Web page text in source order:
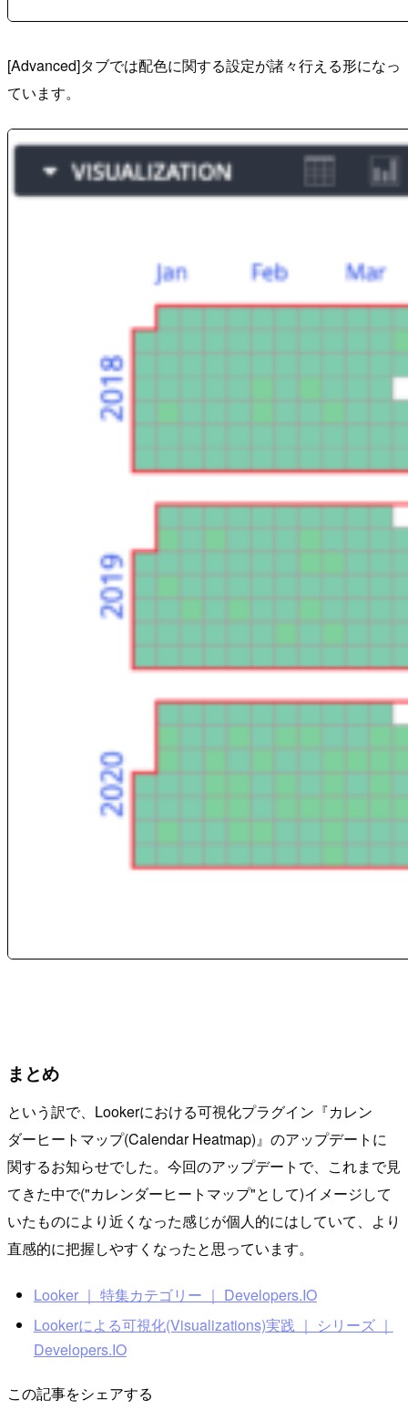
[Advanced]タブでは配色に関する設定が諸々行える形になっ
ています。
まとめ
という訳で、Lookerにおける可視化プラグイン『カレン
ダーヒートマップ(Calendar Heatmap)』のアップデートに
関するお知らせでした。今回のアップデートで、これまで見
てきた中で("カレンダーヒートマップ"として)イメージして
いたものにより近くなった感じが個人的にはしていて、より
直感的に把握しやすくなったと思っています。
Looker ｜ 特集カテゴリー ｜ Developers.IO
Lookerによる可視化(Visualizations)実践 ｜ シリーズ ｜
Developers.IO
この記事をシェアする